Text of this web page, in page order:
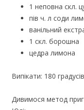
1 неповна скл.
пів ч. л соди
ванільний
1 скл. борошна
цедра лимона
Випікати: 180
Дивимося метод